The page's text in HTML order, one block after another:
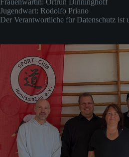
Jugendwart: Rodolfo Priano
Der Verantwortliche für Datenschutz ist